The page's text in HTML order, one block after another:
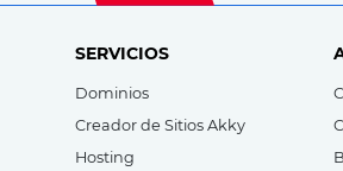
SERVICIOS
Dominios
Creador de Sitios Akky
Hosting